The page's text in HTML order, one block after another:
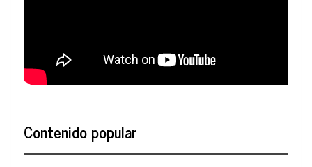
Contenido popular